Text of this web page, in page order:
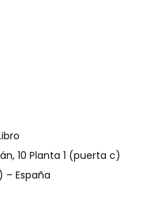
10 Planta 1 (puerta c)
– España